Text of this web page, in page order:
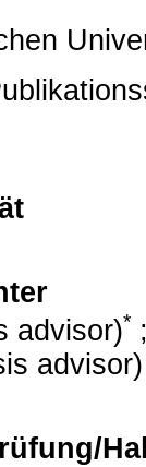
advisor)*
advisor)